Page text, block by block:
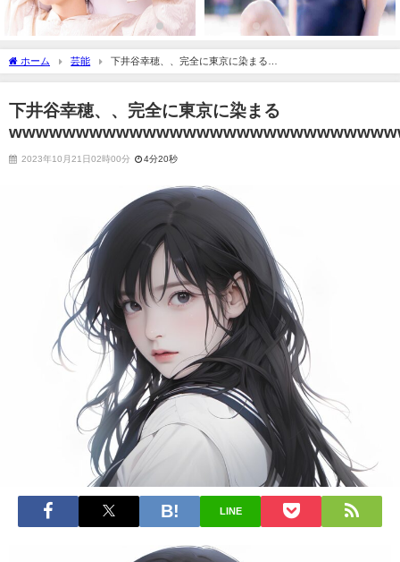
ホーム 芸能
下井谷幸穂、、完全に東京に染まる
wwwwwwwwwwwwwwwwwwwwwwwwwwwwwwww
下井谷幸穂、、完全に東京に染まる
2023年10月21日02時00分 4分20秒
LINE